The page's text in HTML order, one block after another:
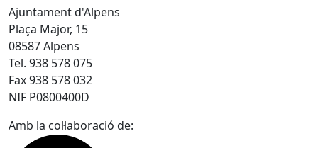
Ajuntament d'Alpens
Plaça Major, 15
08587 Alpens
Tel. 938 578 075
Fax 938 578 032
NIF P0800400D
Amb la col·laboració de: